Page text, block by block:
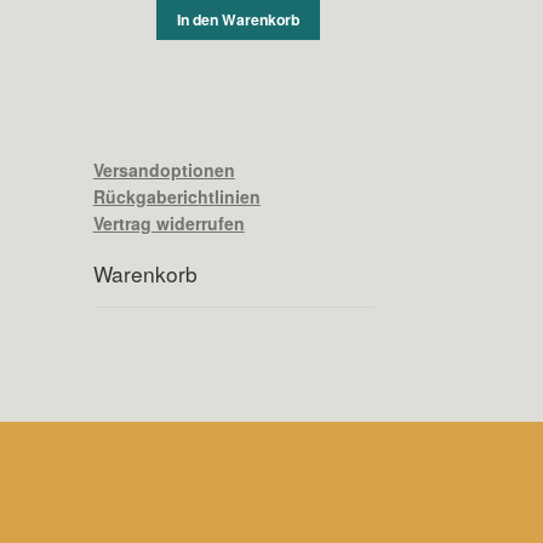
In den Warenkorb
Versandoptionen
Rückgaberichtlinien
Vertrag widerrufen
Warenkorb